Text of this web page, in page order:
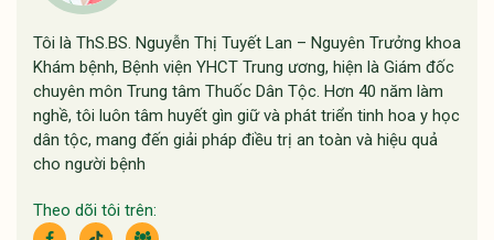
Tôi là ThS.BS. Nguyễn Thị Tuyết Lan – Nguyên Trưởng khoa
Khám bệnh, Bệnh viện YHCT Trung ương, hiện là Giám đốc
chuyên môn Trung tâm Thuốc Dân Tộc. Hơn 40 năm làm
nghề, tôi luôn tâm huyết gìn giữ và phát triển tinh hoa y học
dân tộc, mang đến giải pháp điều trị an toàn và hiệu quả
cho người bệnh
Theo dõi tôi trên: